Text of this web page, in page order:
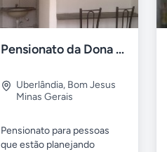
Pensionato da Dona Maria - Uberlândia/MG
Uberlândia, Bom Jesus
Minas Gerais
Pensionato para pessoas
que estão planejando